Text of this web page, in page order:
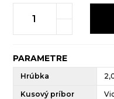
PARAMETRE
Hrúbka
Kusový príbor